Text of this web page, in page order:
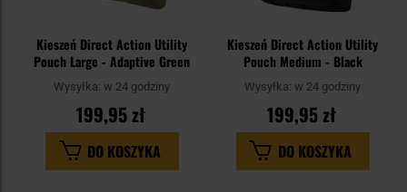
Kieszeń Direct Action Utility
Pouch Large - Adaptive Green
Wysyłka: w 24 godziny
199,95 zł
DO KOSZYKA
Kieszeń Direct Action Utility
Pouch Medium - Black
Wysyłka: w 24 godziny
199,95 zł
DO KOSZYKA